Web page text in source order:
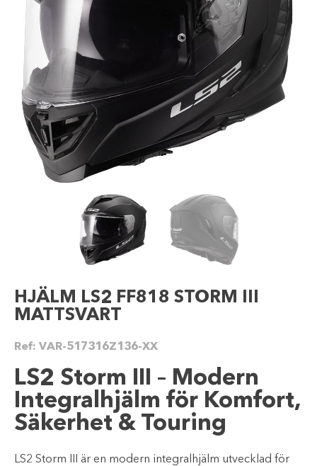
HJÄLM LS2 FF818 STORM III
MATTSVART
Ref: VAR-517316Z136-XX
LS2 Storm III – Modern
Integralhjälm för Komfort,
Säkerhet & Touring
LS2 Storm III är en modern integralhjälm utvecklad för